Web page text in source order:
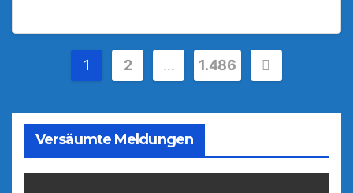
Seitennummerierung
Beiträge
1 2 … 1.486
Versäumte Meldungen